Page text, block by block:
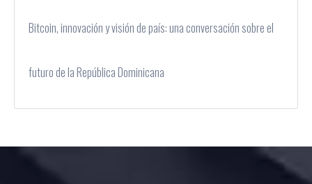
Bitcoin, innovación y visión de país: una conversación sobre el
futuro de la República Dominicana